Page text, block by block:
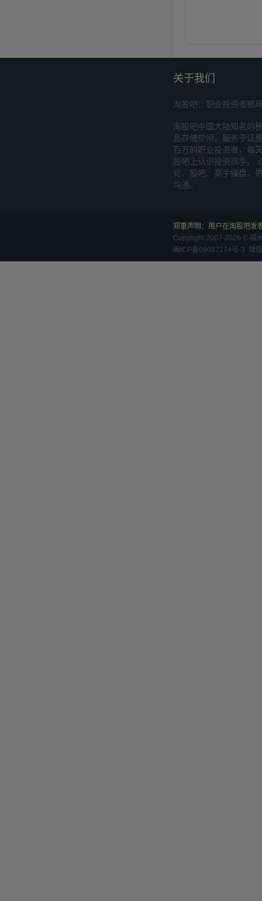
关于我们
淘股吧：职业投资者都
淘股吧中国大陆知名的
息存储空间，服务于证
百万的职业投资者，每
股吧上认识投资高手，
论、股吧、高手操盘、
沟通。
郑重声明：用户在淘股吧发
Copyright 2007-2026 © 福
闽ICP备09037174号-3 增